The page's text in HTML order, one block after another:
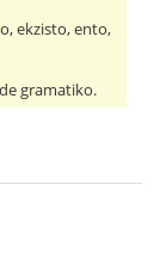
ekzisto, ento,
gramatiko.